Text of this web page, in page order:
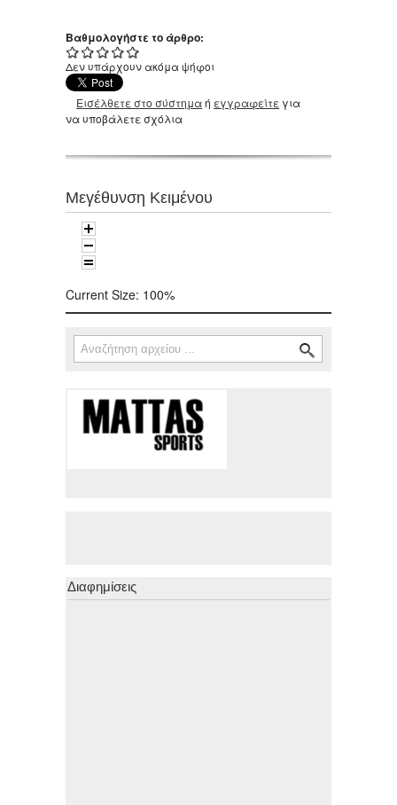
Βαθμολογήστε το άρθρο:
Δεν υπάρχουν ακόμα ψήφοι
Εισέλθετε στο σύστημαή εγγραφείτε για
να υποβάλετε σχόλια
Μεγέθυνση Κειμένου
Current Size: 100%
Φόρμα αναζήτησης
Αναζήτηση
Διαφημίσεις